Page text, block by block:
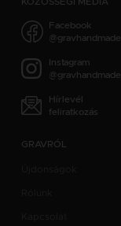
Facebook
@gravhandmade
Instagram
@gravhandmade
Hírlevél
feliratkozás
GRAVRÓL